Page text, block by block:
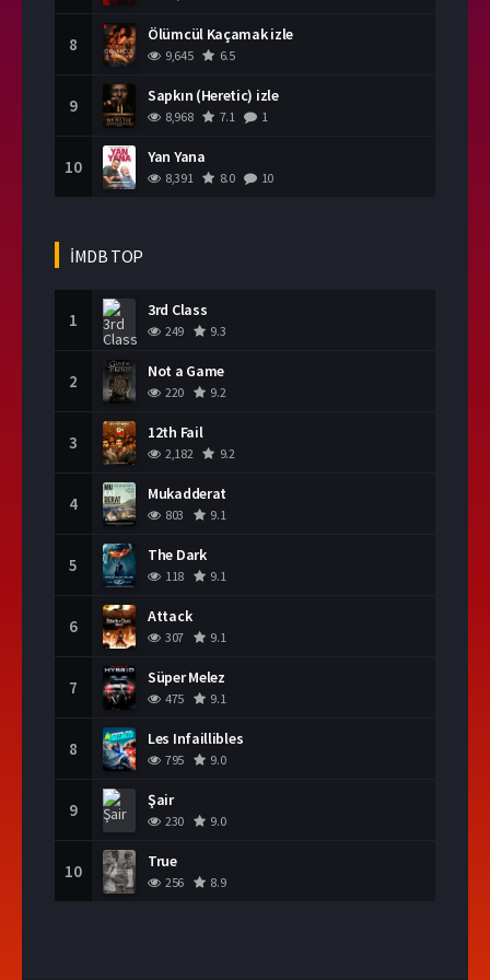
8 Ölümcül Kaçamak izle
9,645 6.5
9 Sapkın (Heretic) izle
8,968 7.1 1
10 Yan Yana
8,391 8.0 10
İMDB TOP
1 3rd Class
249 9.3
2 Not a Game
220 9.2
3 12th Fail
2,182 9.2
4 Mukadderat
803 9.1
5 The Dark
118 9.1
6 Attack
307 9.1
7 Süper Melez
475 9.1
8 Les Infaillibles
795 9.0
9 Şair
230 9.0
10 True
256 8.9